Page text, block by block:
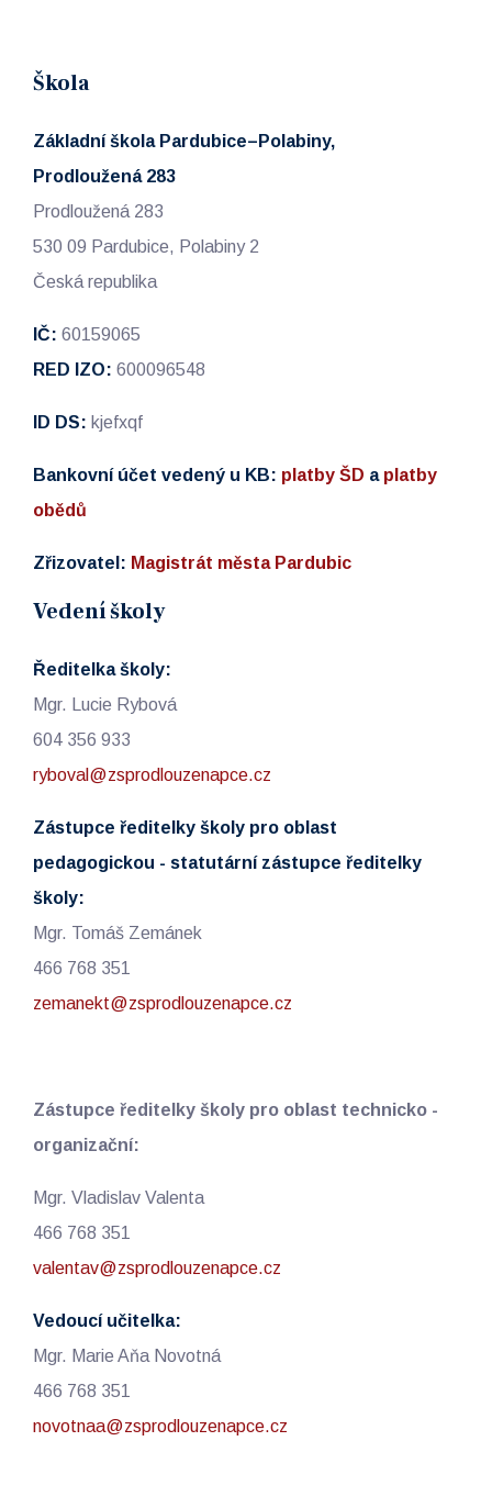
Škola
Základní škola Pardubice–Polabiny,
Prodloužená 283
Prodloužená 283
530 09 Pardubice, Polabiny 2
Česká republika
IČ: 60159065
RED IZO: 600096548
ID DS: kjefxqf
Bankovní účet vedený u KB: platby ŠD a platby
obědů
Zřizovatel: Magistrát města Pardubic
Vedení školy
Ředitelka školy:
Mgr. Lucie Rybová
604 356 933
ryboval@zsprodlouzenapce.cz
Zástupce ředitelky školy pro oblast
pedagogickou - statutární zástupce ředitelky
školy:
Mgr. Tomáš Zemánek
466 768 351
zemanekt@zsprodlouzenapce.cz
Zástupce ředitelky školy pro oblast technicko -
organizační:
Mgr. Vladislav Valenta
466 768 351
valentav@zsprodlouzenapce.cz
Vedoucí učitelka:
Mgr. Marie Aňa Novotná
466 768 351
novotnaa@zsprodlouzenapce.cz